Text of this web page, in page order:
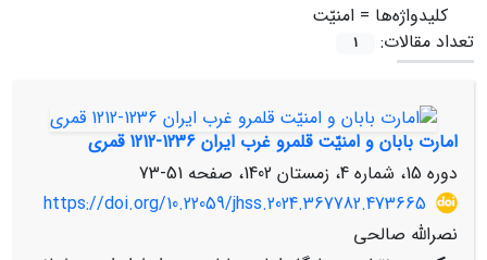
کلیدواژه‌ها = امنیّت
تعداد مقالات:
1
امارت بابان و امنیّت قلمرو غرب ایران 1236-1212 قمری
دوره 15، شماره 4، زمستان 1402، صفحه
51-73
https://doi.org/10.22059/jhss.2024.367782.473665
نصرالله صالحی